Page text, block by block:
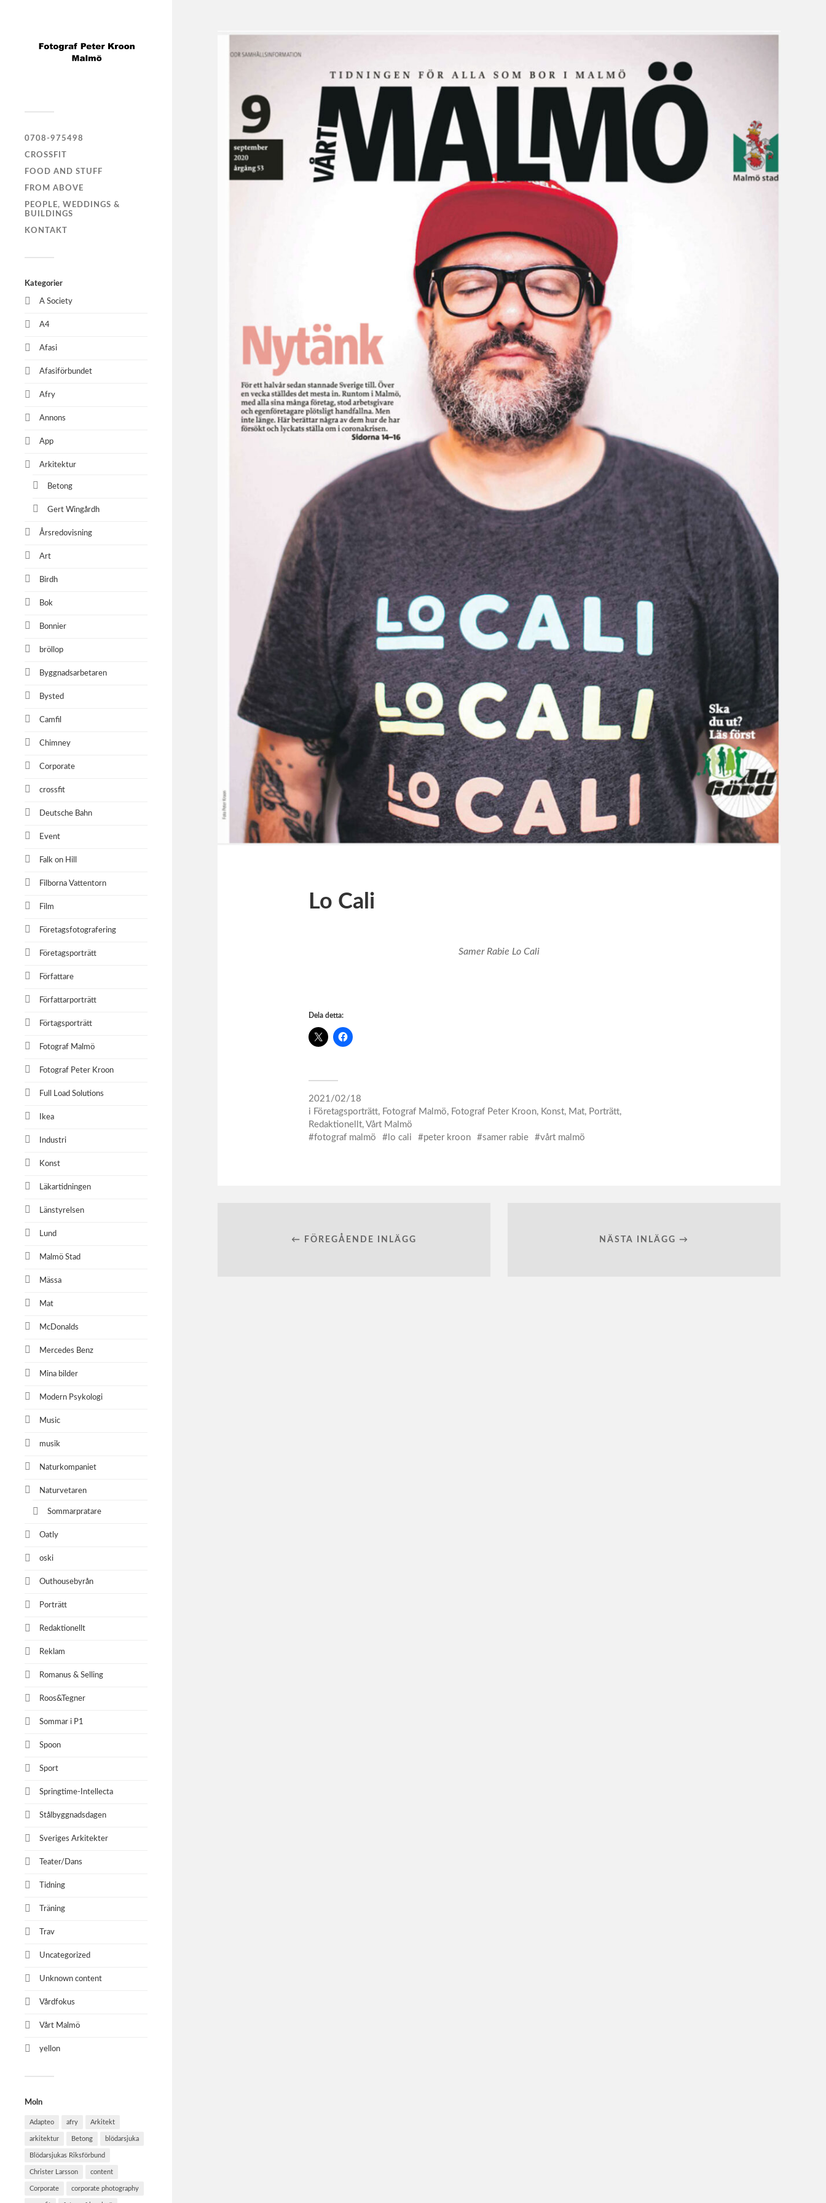
0708-975498
CROSSFIT
FOOD AND STUFF
FROM ABOVE
PEOPLE, WEDDINGS &
BUILDINGS
KONTAKT
Kategorier
A Society
A4
Afasi
Afasiförbundet
Afry
Annons
App
Arkitektur
Betong
Gert Wingårdh
Årsredovisning
Art
Birdh
Bok
Bonnier
bröllop
Byggnadsarbetaren
Bysted
Camfil
Chimney
Corporate
crossfit
Deutsche Bahn
Event
Falk on Hill
Filborna Vattentorn
Film
Företagsfotografering
Företagsporträtt
Författare
Författarporträtt
Förtagsporträtt
Fotograf Malmö
Fotograf Peter Kroon
Full Load Solutions
Ikea
Industri
Konst
Läkartidningen
Länstyrelsen
Lund
Malmö Stad
Mässa
Mat
McDonalds
Mercedes Benz
Mina bilder
Modern Psykologi
Music
musik
Naturkompaniet
Naturvetaren
Sommarpratare
Oatly
oski
Outhousebyrån
Porträtt
Redaktionellt
Reklam
Romanus & Selling
Roos&Tegner
Sommar i P1
Spoon
Sport
Springtime-Intellecta
Stålbyggnadsdagen
Sveriges Arkitekter
Teater/Dans
Tidning
Träning
Trav
Uncategorized
Unknown content
Vårdfokus
Vårt Malmö
yellon
Moln
Adapteo afry Arkitekt
arkitektur Betong blödarsjuka
Blödarsjukas Riksförbund
Christer Larsson content
Corporate corporate photography
Lo Cali
Samer Rabie Lo Cali
Dela detta:
2021/02/18
i Företagsporträtt, Fotograf Malmö, Fotograf Peter Kroon, Konst, Mat, Porträtt,
Redaktionellt, Vårt Malmö
fotograf malmö
lo cali peter kroon samer rabie vårt malmö
← FÖREGÅENDE INLÄGG NÄSTA INLÄGG →